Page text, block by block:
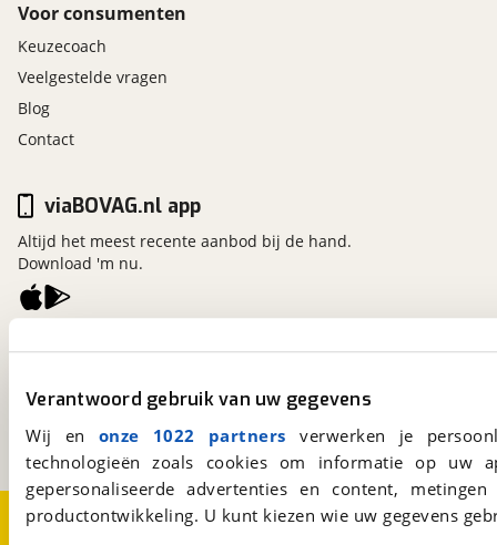
Verantwoord gebruik van uw gegevens
Wij en onze 1022 partners verwerken je
technologieën zoals cookies om informatie op
gepersonaliseerde advertenties en content,
productontwikkeling. U kunt kiezen wie uw gegevens
Voor consumenten
Keuzecoach
Veelgestelde vragen
Blog
Contact
viaBOVAG.nl
3981 AJ Bunnik
BOVAG
viaBOVAG.nl app
Altijd het meest recente aanbod bij de hand.
Download 'm nu.
Over viaBOVAG.nlDisclaimer- en Privacyverklaring